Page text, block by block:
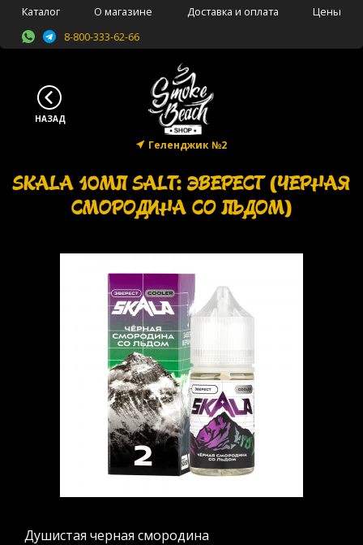
Каталог О магазине Доставка и оплата
Цены
8-800-333-62-66
Геленджик №2
SKALA 10МЛ SALT: ЭВЕРЕСТ (ЧЕРНАЯ
СМОРОДИНА СО ЛЬДОМ)
Душистая черная смородина